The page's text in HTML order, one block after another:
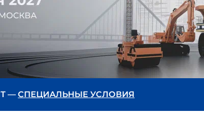
— СПЕЦИАЛЬНЫЕ УСЛОВИЯ